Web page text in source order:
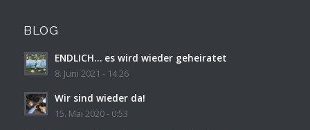
BLOG
ENDLICH… es wird wieder geheiratet
8. Juni 2021 - 14:26
Wir sind wieder da!
15. Mai 2020 - 0:53